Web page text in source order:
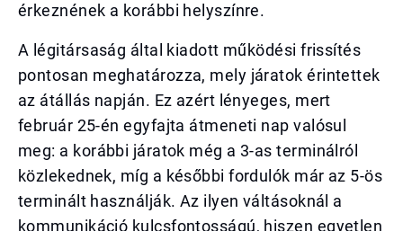
érkeznének a korábbi helyszínre.
A légitársaság által kiadott működési frissítés
pontosan meghatározza, mely járatok érintettek
az átállás napján. Ez azért lényeges, mert
február 25-én egyfajta átmeneti nap valósul
meg: a korábbi járatok még a 3-as terminálról
közlekednek, míg a későbbi fordulók már az 5-ös
terminált használják. Az ilyen váltásoknál a
kommunikáció kulcsfontosságú, hiszen egyetlen